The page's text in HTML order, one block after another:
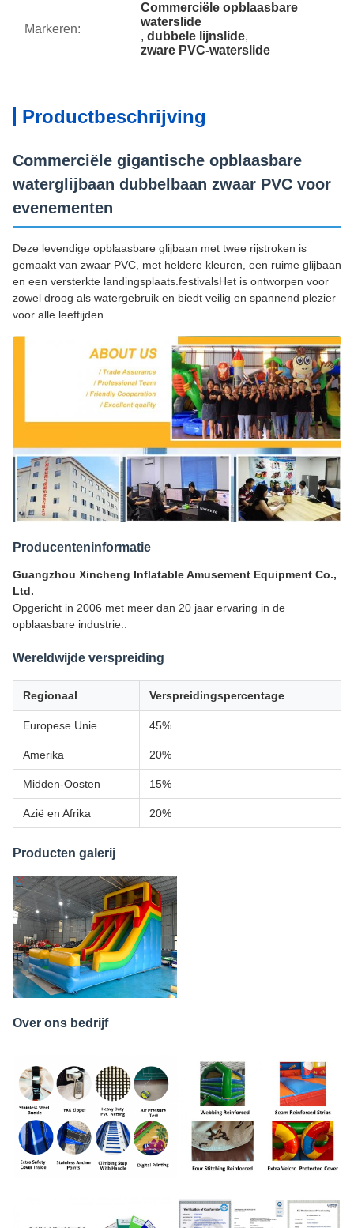
Markeren:
Commerciële opblaasbare
waterslide
, dubbele lijnslide,
zware PVC-waterslide
Productbeschrijving
Commerciële gigantische opblaasbare
waterglijbaan dubbelbaan zwaar PVC voor
evenementen
Deze levendige opblaasbare glijbaan met twee rijstroken is
gemaakt van zwaar PVC, met heldere kleuren, een ruime glijbaan
en een versterkte landingsplaats.festivalsHet is ontworpen voor
zowel droog als watergebruik en biedt veilig en spannend plezier
voor alle leeftijden.
Producenteninformatie
Guangzhou Xincheng Inflatable Amusement Equipment Co.,
Ltd.
Opgericht in 2006 met meer dan 20 jaar ervaring in de
opblaasbare industrie..
Wereldwijde verspreiding
Regionaal Verspreidingspercentage
Europese Unie 45%
Amerika 20%
Midden-Oosten 15%
Azië en Afrika 20%
Producten galerij
Over ons bedrijf